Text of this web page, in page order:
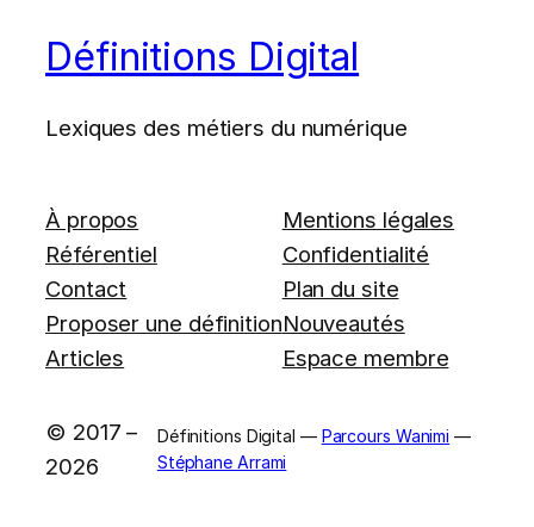
Définitions Digital
Lexiques des métiers du numérique
À propos
Référentiel
Contact
Proposer une définition
Articles
Mentions légales
Confidentialité
Plan du site
Nouveautés
Espace membre
© 2017 –
2026
Définitions Digital — Parcours Wanimi —
Stéphane Arrami